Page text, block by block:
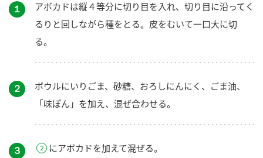
１
アボカドは縦４等分に切り目を入れ、切り目に沿ってく
るりと回しながら種をとる。皮をむいて一口大に切
る。
２
ボウルにいりごま、砂糖、おろしにんにく、ごま油、
「味ぽん」を加え、混ぜ合わせる。
３ にアボカドを加えて混ぜる。